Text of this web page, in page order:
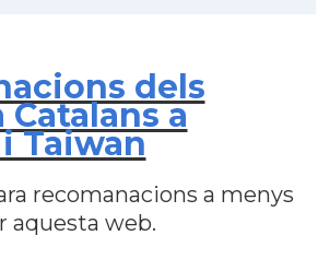
dels
a
Taiwan
recomanacions a menys
aquesta web.